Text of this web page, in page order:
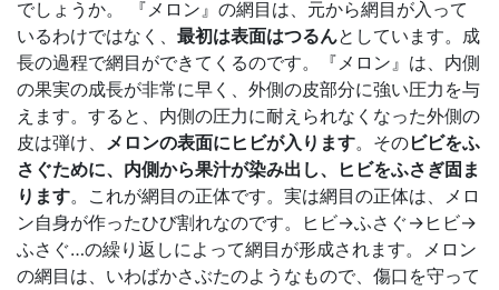
でしょうか。 『メロン』の網目は、元から網目が入って
いるわけではなく、 最初は表面はつるんとしています。成
長の過程で網目ができてくるのです。『メロン』は、内側
の果実の成長が非常に早く、外側の皮部分に強い圧力を与
えます。すると、内側の圧力に耐えられなくなった外側の
皮は弾け、 メロンの表面にヒビが入ります。そのビビをふ
さぐために、内側から果汁が染み出し、ヒビをふさぎ固ま
ります。これが網目の正体です。実は網目の正体は、メロ
ン自身が作ったひび割れなのです。ヒビ→ふさぐ→ヒビ→
ふさぐ…の繰り返しによって網目が形成されます。メロン
の網目は、いわばかさぶたのようなもので、傷口を守って